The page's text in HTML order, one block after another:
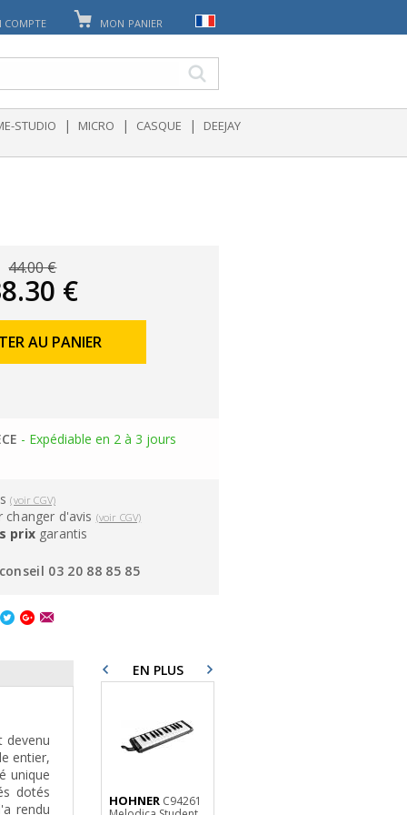
COMPTE MON PANIER
STUDIO | MICRO | CASQUE | DEEJAY
44.00 €
€
AU PANIER
- Expédiable en 2 à 3 jours
(voir CGV)
changer d'avis (voir CGV)
prix garantis
03 20 88 85 85
devenu
entier,
unique
dotés
rendu
EN PLUS
HOHNERC94261